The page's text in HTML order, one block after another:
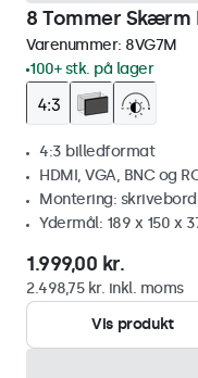
8 Tommer
Varenummer: 8VG7M
100+ stk. på lager
4:3 billedformat
HDMI, VGA, BNC og
Montering:
Ydermål: 189 x 150 x
1.999,00 kr.
2.498,75 kr. inkl. moms
Vis produkt